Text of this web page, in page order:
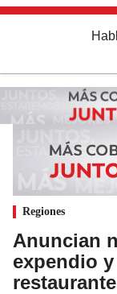
Regiones
Anuncian
expendio